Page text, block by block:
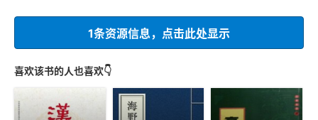
1条资源信息，点击此处显示
喜欢该书的人也喜欢👇